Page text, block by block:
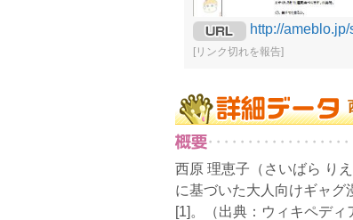
http://
[リンク切れを報告]
西原 理恵子（さいばら り
に基づいた大人向けギャグ
[1]。（出典：ウィキペディ